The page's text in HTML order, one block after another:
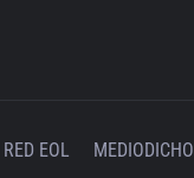
RED EOL MEDIODICHO